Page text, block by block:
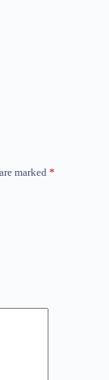
marked *